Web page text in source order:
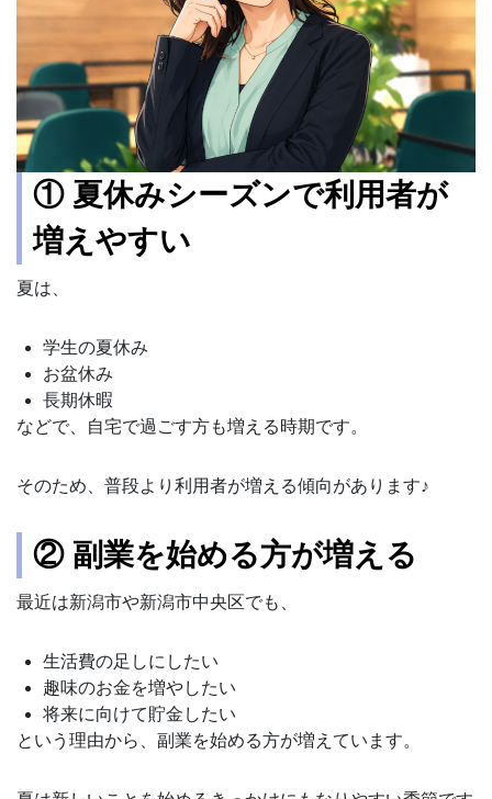
① 夏休みシーズンで利用者が
増えやすい
夏は、
学生の夏休み
お盆休み
長期休暇
などで、自宅で過ごす方も増える時期です。
そのため、普段より利用者が増える傾向があります♪
② 副業を始める方が増える
最近は新潟市や新潟市中央区でも、
生活費の足しにしたい
趣味のお金を増やしたい
将来に向けて貯金したい
という理由から、副業を始める方が増えています。